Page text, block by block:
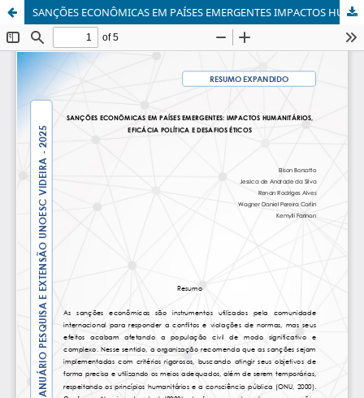
SANÇÕES ECONÔMICAS EM PAÍSES EMERGENTES IMPACTOS HUMANITÁRIOS, EFICÁCIA POLÍTICA E DESAFIOS ÉTICOS